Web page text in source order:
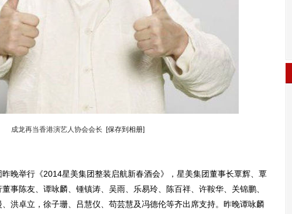
成龙再当香港演艺人协会会长 [保存到相册]
举行《2014星美集团整装启航新春酒会》，星美集团董事长覃辉、覃
事陈友、谭咏麟、锺镇涛、吴雨、乐易玲、陈百祥、许鞍华、关锦鹏、
洪卓立，徐子珊、吕慧仪、苟芸慧及冯德伦等齐出席支持。昨晚谭咏麟